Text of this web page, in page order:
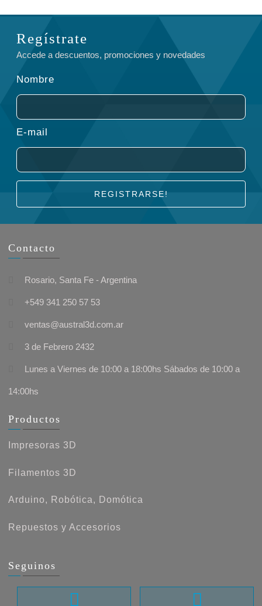
Regístrate
Accede a descuentos, promociones y novedades
Nombre
E-mail
REGISTRARSE!
Contacto
Rosario, Santa Fe - Argentina
+549 341 250 57 53
ventas@austral3d.com.ar
3 de Febrero 2432
Lunes a Viernes de 10:00 a 18:00hs Sábados de 10:00 a
14:00hs
Productos
Impresoras 3D
Filamentos 3D
Arduino, Robótica, Domótica
Repuestos y Accesorios
Seguinos